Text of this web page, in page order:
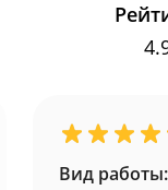
Вид работы: